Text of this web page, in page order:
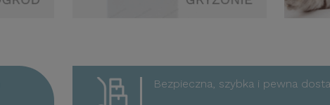
Bezpieczna, szybka i pewna